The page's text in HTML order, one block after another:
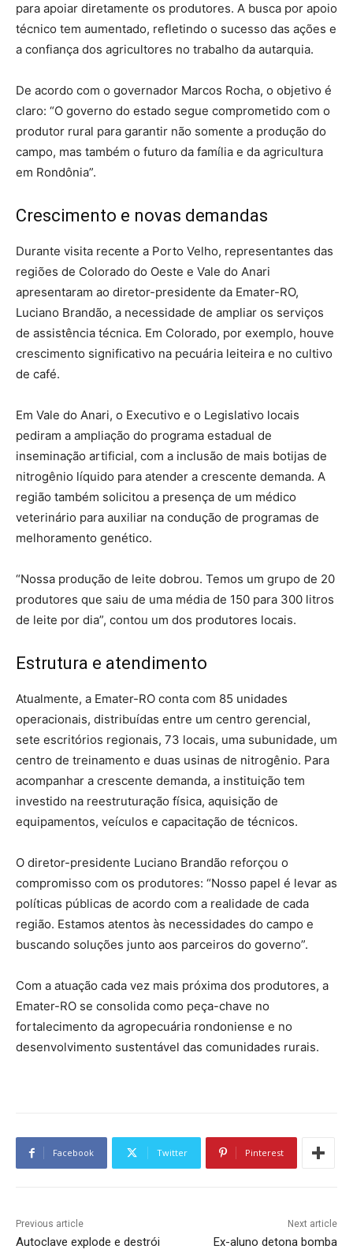
para apoiar diretamente os produtores. A busca por apoio
técnico tem aumentado, refletindo o sucesso das ações e
a confiança dos agricultores no trabalho da autarquia.
De acordo com o governador Marcos Rocha, o objetivo é
claro: “O governo do estado segue comprometido com o
produtor rural para garantir não somente a produção do
campo, mas também o futuro da família e da agricultura
em Rondônia”.
Crescimento e novas demandas
Durante visita recente a Porto Velho, representantes das
regiões de Colorado do Oeste e Vale do Anari
apresentaram ao diretor-presidente da Emater-RO,
Luciano Brandão, a necessidade de ampliar os serviços
de assistência técnica. Em Colorado, por exemplo, houve
crescimento significativo na pecuária leiteira e no cultivo
de café.
Em Vale do Anari, o Executivo e o Legislativo locais
pediram a ampliação do programa estadual de
inseminação artificial, com a inclusão de mais botijas de
nitrogênio líquido para atender a crescente demanda. A
região também solicitou a presença de um médico
veterinário para auxiliar na condução de programas de
melhoramento genético.
“Nossa produção de leite dobrou. Temos um grupo de 20
produtores que saiu de uma média de 150 para 300 litros
de leite por dia”, contou um dos produtores locais.
Estrutura e atendimento
Atualmente, a Emater-RO conta com 85 unidades
operacionais, distribuídas entre um centro gerencial,
sete escritórios regionais, 73 locais, uma subunidade, um
centro de treinamento e duas usinas de nitrogênio. Para
acompanhar a crescente demanda, a instituição tem
investido na reestruturação física, aquisição de
equipamentos, veículos e capacitação de técnicos.
O diretor-presidente Luciano Brandão reforçou o
compromisso com os produtores: “Nosso papel é levar as
políticas públicas de acordo com a realidade de cada
região. Estamos atentos às necessidades do campo e
buscando soluções junto aos parceiros do governo”.
Com a atuação cada vez mais próxima dos produtores, a
Emater-RO se consolida como peça-chave no
fortalecimento da agropecuária rondoniense e no
desenvolvimento sustentável das comunidades rurais.
Facebook Twitter Pinterest
Previous article
Autoclave explode e destrói
Next article
Ex-aluno detona bomba